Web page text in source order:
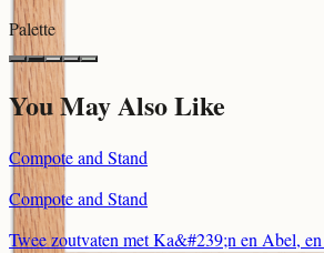
Palette
You May Also Like
Compote and Stand
Compote and Stand
Twee zoutvaten met Ka&#239;n en Abel,